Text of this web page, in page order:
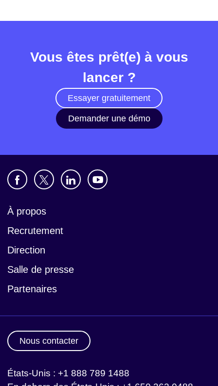
Vous êtes prêt(e) à vous
lancer ?
Essayer gratuitement
Demander une démo
À propos
Recrutement
Direction
Salle de presse
Partenaires
Nous contacter
États-Unis : +1 888 789 1488